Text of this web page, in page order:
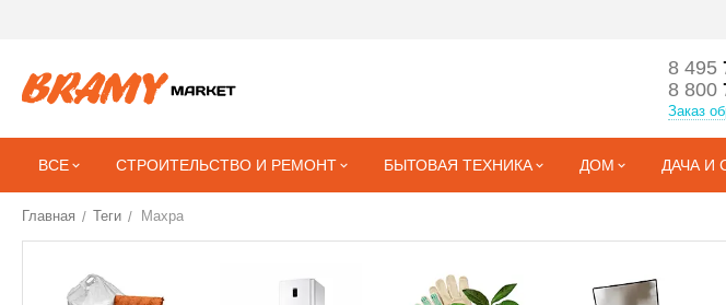
8 495
8 800
Заказ
ВСЕ СТРОИТЕЛЬСТВО И РЕМОНТ БЫТОВАЯ ТЕХНИКА ДОМ ДАЧА И
Главная / Теги / Махра